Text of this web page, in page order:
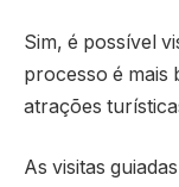
Sim, é possível
processo é mais
atrações
As visitas